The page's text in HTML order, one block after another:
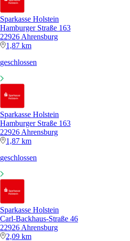
Sparkasse Holstein
Hamburger Straße 163
22926 Ahrensburg
1,87 km
geschlossen
Sparkasse Holstein
Hamburger Straße 163
22926 Ahrensburg
1,87 km
geschlossen
Sparkasse Holstein
Carl-Backhaus-Straße 46
22926 Ahrensburg
2,09 km